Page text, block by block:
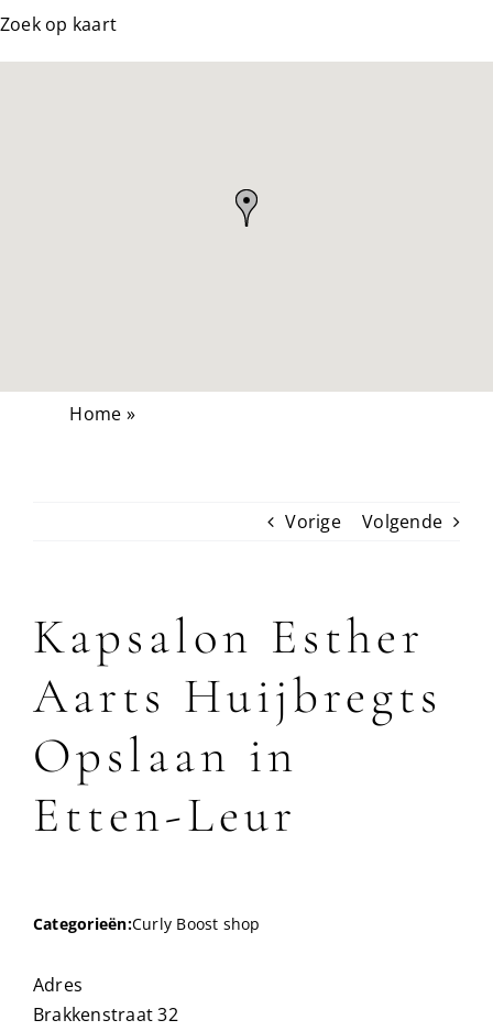
Zoek op kaart
Home »
Vorige Volgende
Kapsalon Esther
Aarts Huijbregts
Opslaan in
Etten-Leur
Categorieën:Curly Boost shop
Adres
Brakkenstraat 32